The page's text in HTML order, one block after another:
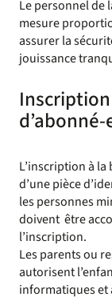
Le personnel de
mesure
assurer la
jouissance
d’abonné-
L’inscription à
d’une pièce
les personnes
doivent être
l’inscription.
Les parents ou
autorisent
informatiques et